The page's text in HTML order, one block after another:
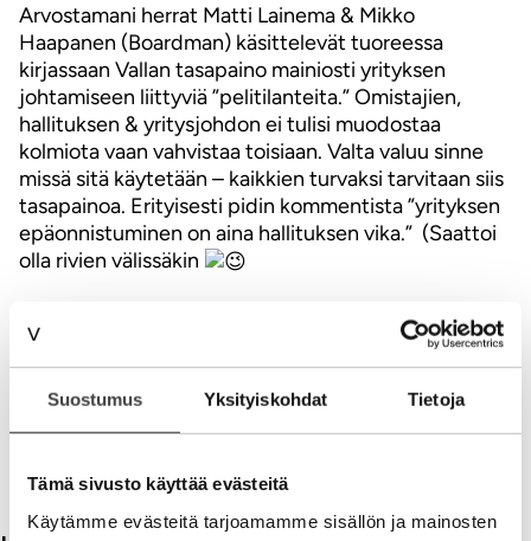
Suostumus Yksityiskohdat Tietoja
Tämä sivusto käyttää evästeitä
Käytämme evästeitä tarjoamamme sisällön ja mainosten
Arvostamani herrat Matti Lainema & Mikko
Haapanen (Boardman) käsittelevät tuoreessa
kirjassaan Vallan tasapaino mainiosti yrityksen
johtamiseen liittyviä ”pelitilanteita.” Omistajien,
hallituksen & yritysjohdon ei tulisi muodostaa
kolmiota vaan vahvistaa toisiaan. Valta valuu sinne
missä sitä käytetään – kaikkien turvaksi tarvitaan siis
tasapainoa. Erityisesti pidin kommentista ”yrityksen
epäonnistuminen on aina hallituksen vika.” (Saattoi
olla rivien välissäkin
menestyäkseen toimivan omistajaohjauksen,
hallituksen ja selkeän raportoinnin. En tiedä kuka
osakeyhtiölain on laatinut mutta se sisältää kyllä
jollakin olisi ollut suurempaa viisautta.